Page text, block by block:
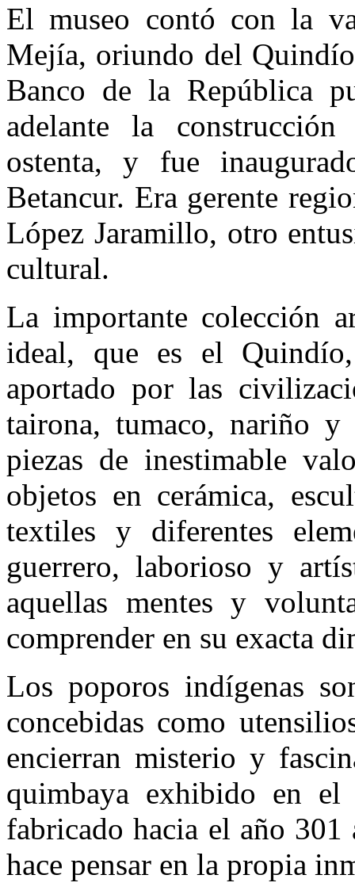
El museo contó con la
Mejía, oriundo del
Banco de la República
adelante la
ostenta, y fue
Betancur. Era gerente
López Jaramillo, otro
cultural.
La importante colección
ideal, que es el
aportado por las
tairona, tumaco, nariño y
piezas de inestimable
objetos en cerámica,
textiles y diferentes
guerrero, laborioso y
aquellas mentes y
comprender en su exacta
Los poporos indígenas
concebidas como
encierran misterio y
quimbaya exhibido en
fabricado hacia el año
hace pensar en la propia